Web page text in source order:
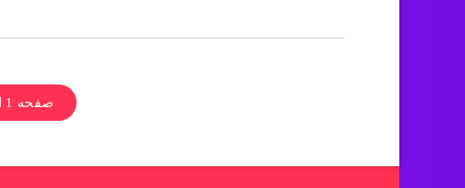
صفحه 1 از 1